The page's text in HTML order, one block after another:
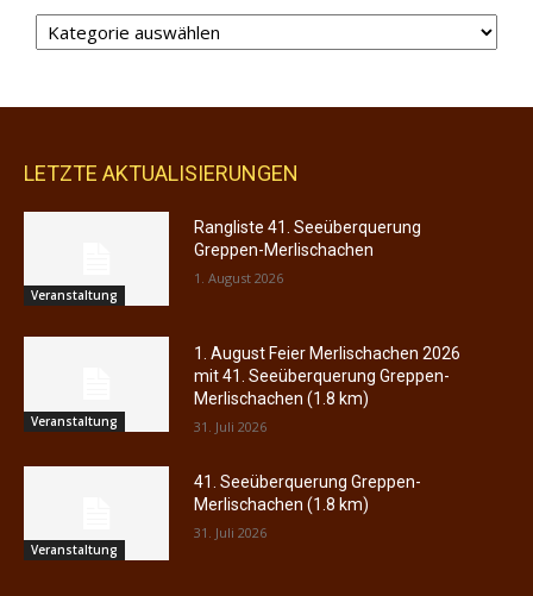
LETZTE AKTUALISIERUNGEN
Veranstaltung
Rangliste 41. Seeüberquerung
Greppen-Merlischachen
1. August 2026
Veranstaltung
1. August Feier Merlischachen 2026
mit 41. Seeüberquerung Greppen-
Merlischachen (1.8 km)
31. Juli 2026
Veranstaltung
41. Seeüberquerung Greppen-
Merlischachen (1.8 km)
31. Juli 2026